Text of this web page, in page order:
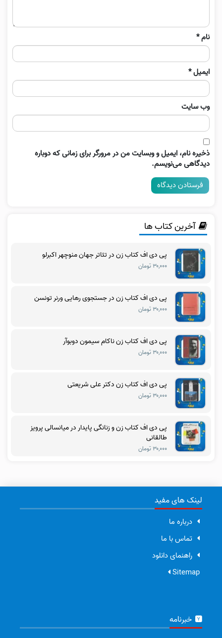
نام*
ایمیل*
وب‌ سایت
ذخیره نام، ایمیل و وبسایت من در مرورگر برای زمانی که دوباره
دیدگاهی می‌نویسم.
آخرین کتاب ها
پی دی اف کتاب زن در تئاتر جهان منوچهر اکبرلو
۳۰,۰۰۰ تومان
پی دی اف کتاب زن در جستجوی رهایی ورنر تونسن
۳۰,۰۰۰ تومان
پی دی اف کتاب زن ناکام سیمون دوبوآر
۳۰,۰۰۰ تومان
پی دی اف کتاب زن دکتر علی شریعتی
۳۰,۰۰۰ تومان
پی دی اف کتاب زن و زنانگی پایدار در میانسالی پرویز
طالقانی
۳۰,۰۰۰ تومان
لینک های مفید
درباره ما
تماس با ما
راهنمای دانلود
Sitemap
خبرنامه